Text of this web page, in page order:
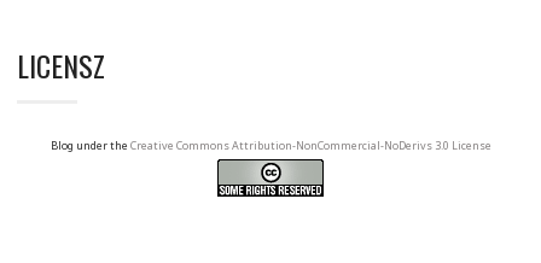
LICENSZ
Blog under the Creative Commons Attribution-NonCommercial-NoDerivs 3.0 License